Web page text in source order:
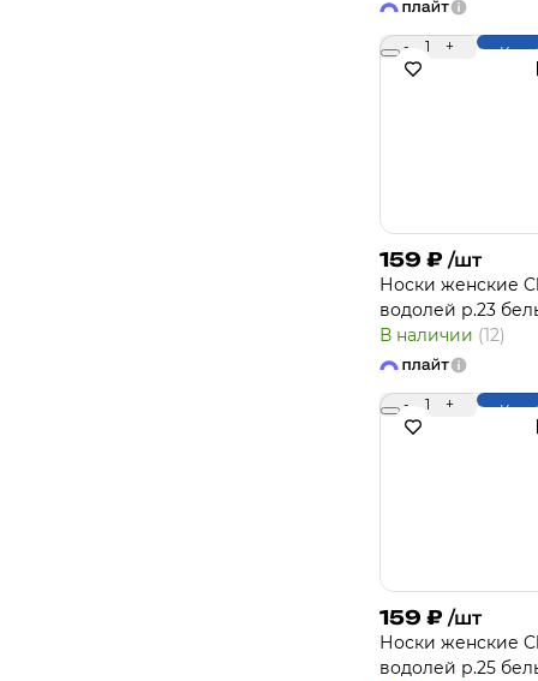
- 1 +
159 ₽ /шт
Носки женcкие
водолей р.23
В наличии (12)
- 1 +
159 ₽ /шт
Носки женcкие
водолей р.25